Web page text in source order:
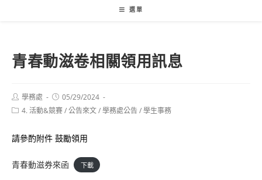
選單
青春動滋卷相關領用訊息
Post
author:
學務處
Post
published:
05/29/2024
Post4. 活動&競賽/公告來文/學務處公告/學生事務
請參酌附件 鼓勵領用
青春動滋券來函 下載